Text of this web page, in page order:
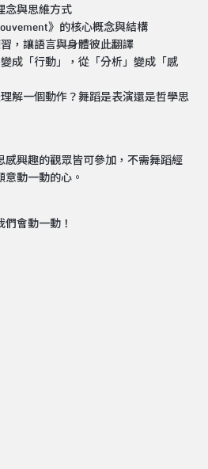
念與思維方式
》的核心概念與結構
，讓語言與身體彼此翻譯
成「行動」，從「分析」變成「感
解一個動作？舞蹈是表演還是哲學思
感興趣的觀眾皆可參加，不需舞蹈經
動一動的心。
會動一動！